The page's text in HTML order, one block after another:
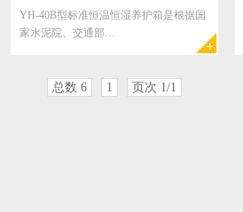
YH-40B型标准恒温恒湿养护箱是根据国
家水泥院、交通部…
总数 6 1 页次 1/1